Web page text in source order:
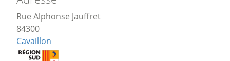
Rue Alphonse Jauffret
84300
Cavaillon